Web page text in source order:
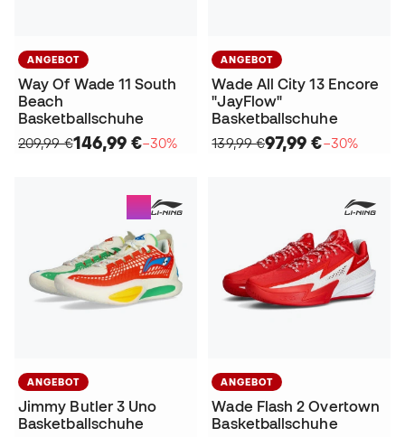
ANGEBOT
Way Of Wade 11 South
Beach
Basketballschuhe
209,99 €146,99 €−30%
ANGEBOT
Wade All City 13 Encore
"JayFlow"
Basketballschuhe
139,99 €97,99 €−30%
ANGEBOT
Jimmy Butler 3 Uno
Basketballschuhe
ANGEBOT
Wade Flash 2 Overtown
Basketballschuhe